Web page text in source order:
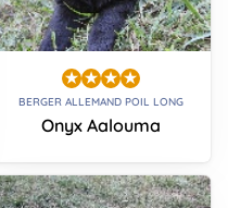
BERGER ALLEMAND POIL LONG
Onyx Aalouma